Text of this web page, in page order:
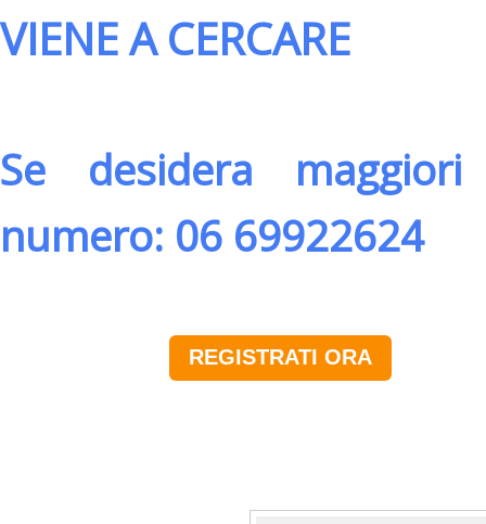
VIENE A CERCARE
Se desidera
numero: 06 69922624
REGISTRATI ORA